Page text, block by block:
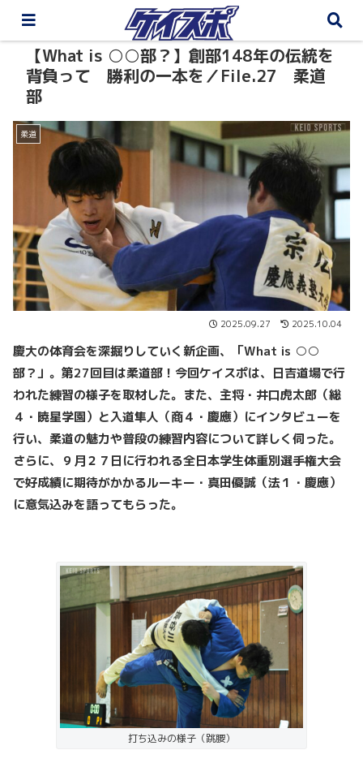
【What is ○○部？】創部148年の伝統を
背負って 勝利の一本を／File.27 柔道
部
柔道
2025.09.27 2025.10.04
慶大の体育会を深掘りしていく新企画、「What is ○○
部？」。第27回目は柔道部！今回ケイスポは、日吉道場で行
われた練習の様子を取材した。また、主将・井口虎太郎（総
４・暁星学園）と入道隼人（商４・慶應）にインタビューを
行い、柔道の魅力や普段の練習内容について詳しく伺った。
さらに、９月２７日に行われる全日本学生体重別選手権大会
で好成績に期待がかかるルーキー・真田優誠（法１・慶應）
に意気込みを語ってもらった。
打ち込みの様子（跳腰）